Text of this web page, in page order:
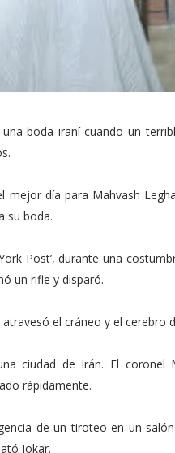
boda iraní cuando un
mejor día para Mahvash
su boda.
Post’, durante una
un rifle y disparó.
el cráneo y el cerebro
ciudad de Irán. El
rápidamente.
de un tiroteo en un
Jokar.